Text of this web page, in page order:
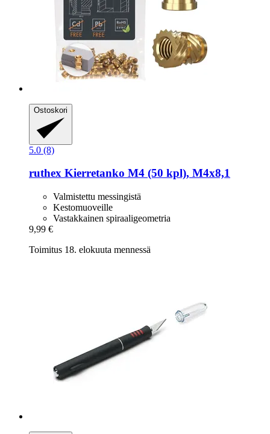
Ostoskori
5.0 (8)
ruthex Kierretanko M4 (50 kpl), M4x8,1
Valmistettu messingistä
Kestomuoveille
Vastakkainen spiraaligeometria
9,99 €
Toimitus 18. elokuuta mennessä